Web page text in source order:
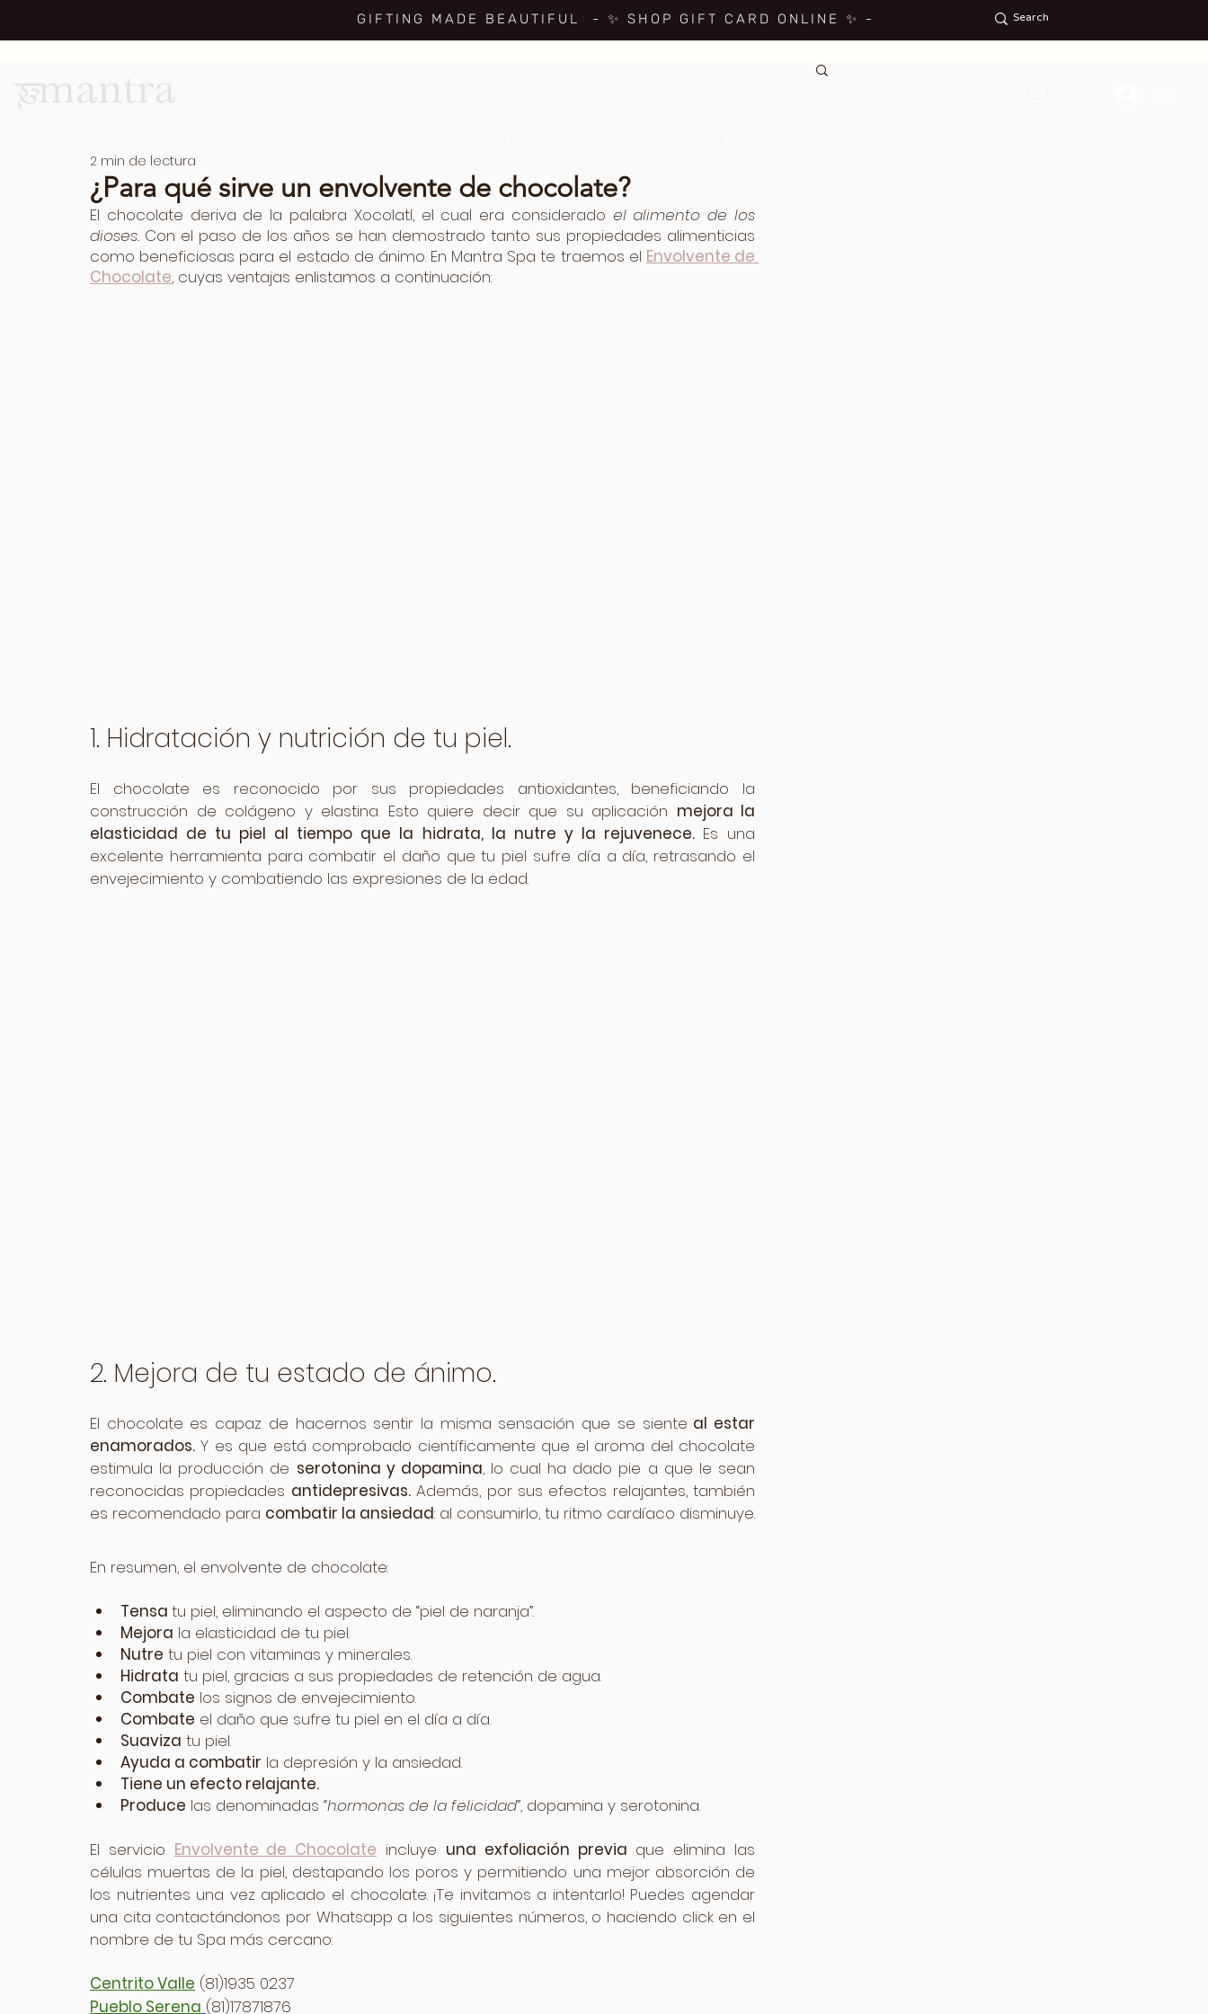
GIFTING MADE BEAUTIFUL - ✨ SHOP GIFT CARD ONLINE ✨ -
¿Para qué sirve un envolvente de chocolate?
2 min de lectura
El chocolate deriva de la palabra Xocolatl, el cual era considerado el alimento de los
dioses. Con el paso de los años se han demostrado tanto sus propiedades alimenticias
como beneficiosas para el estado de ánimo. En Mantra Spa te traemos el Envolvente de
Chocolate, cuyas ventajas enlistamos a continuación:
1. Hidratación y nutrición de tu piel.
El chocolate es reconocido por sus propiedades antioxidantes, beneficiando la
construcción de colágeno y elastina. Esto quiere decir que su aplicación mejora la
elasticidad de tu piel al tiempo que la hidrata, la nutre y la rejuvenece. Es una
excelente herramienta para combatir el daño que tu piel sufre día a día, retrasando el
envejecimiento y combatiendo las expresiones de la edad.
2. Mejora de tu estado de ánimo.
El chocolate es capaz de hacernos sentir la misma sensación que se siente al estar
enamorados. Y es que está comprobado científicamente que el aroma del chocolate
estimula la producción de serotonina y dopamina, lo cual ha dado pie a que le sean
reconocidas propiedades antidepresivas. Además, por sus efectos relajantes, también
es recomendado para combatir la ansiedad: al consumirlo, tu ritmo cardíaco disminuye.
En resumen, el envolvente de chocolate:
Tensa tu piel, eliminando el aspecto de “piel de naranja”.
Mejora la elasticidad de tu piel.
Nutre tu piel con vitaminas y minerales.
Hidrata tu piel, gracias a sus propiedades de retención de agua.
Combate los signos de envejecimiento.
Combate el daño que sufre tu piel en el día a día.
Suaviza tu piel.
Ayuda a combatir la depresión y la ansiedad.
Tiene un efecto relajante.
Produce las denominadas “hormonas de la felicidad”, dopamina y serotonina.
El servicio Envolvente de Chocolate incluye una exfoliación previa que elimina las
células muertas de la piel, destapando los poros y permitiendo una mejor absorción de
los nutrientes una vez aplicado el chocolate. ¡Te invitamos a intentarlo! Puedes agendar
una cita contactándonos por Whatsapp a los siguientes números, o haciendo click en el
nombre de tu Spa más cercano:
Centrito Valle (81)1935 0237
Pueblo Serena (81)17871876